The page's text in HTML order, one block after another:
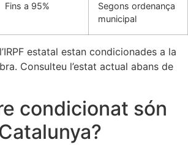
Fins a 95%
Segons ordenança
municipal
estatal estan condicionades a la
Consulteu l’estat actual abans de
condicionat són